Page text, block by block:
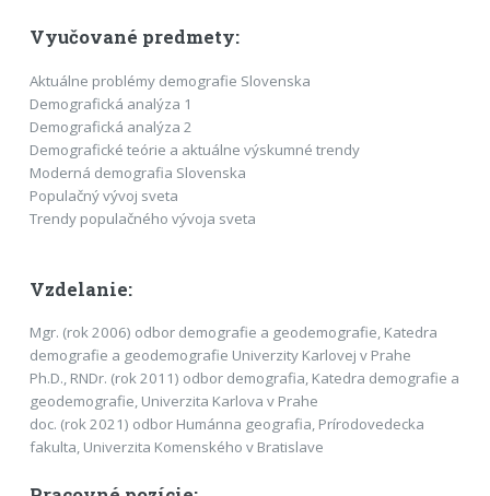
Vyučované predmety:
Aktuálne problémy demografie Slovenska
Demografická analýza 1
Demografická analýza 2
Demografické teórie a aktuálne výskumné trendy
Moderná demografia Slovenska
Populačný vývoj sveta
Trendy populačného vývoja sveta
Vzdelanie:
Mgr. (rok 2006) odbor demografie a geodemografie, Katedra
demografie a geodemografie Univerzity Karlovej v Prahe
Ph.D., RNDr. (rok 2011) odbor demografia, Katedra demografie a
geodemografie, Univerzita Karlova v Prahe
doc. (rok 2021) odbor Humánna geografia, Prírodovedecka
fakulta, Univerzita Komenského v Bratislave